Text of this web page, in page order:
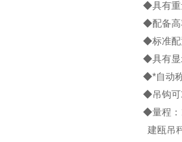
◆具有重
◆配备高
◆标准配
◆具有显
◆*自动
◆吊钩可
◆量程：
建瓯吊